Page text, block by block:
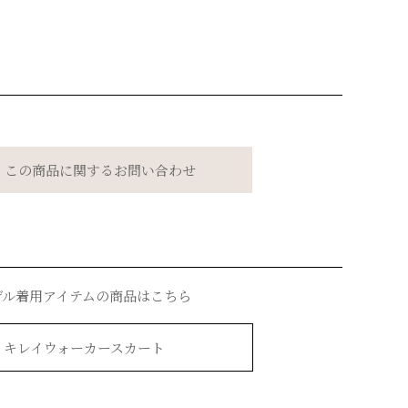
この商品に関するお問い合わせ
着用アイテムの商品はこちら
キレイウォーカースカート